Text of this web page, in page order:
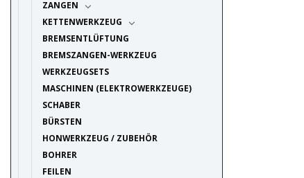
ZANGEN
KETTENWERKZEUG
BREMSENTLÜFTUNG
BREMSZANGEN-WERKZEUG
WERKZEUGSETS
MASCHINEN (ELEKTROWERKZEUGE)
SCHABER
BÜRSTEN
HONWERKZEUG / ZUBEHÖR
BOHRER
FEILEN